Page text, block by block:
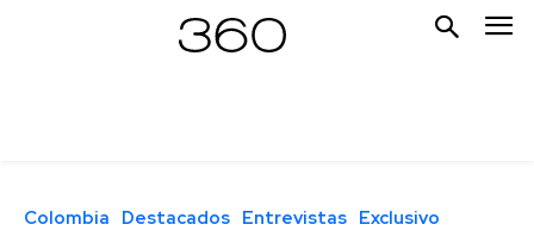
Colombia Destacados Entrevistas Exclusivo